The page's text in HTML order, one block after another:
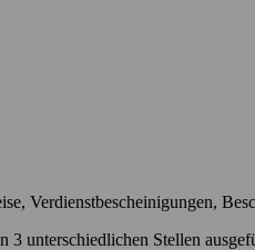
Verdienstbescheinigungen,
3 unterschiedlichen Stellen